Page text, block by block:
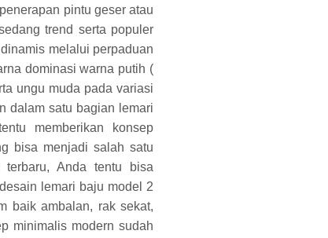
pintu geser atau
trend serta populer
melalui perpaduan
dominasi warna putih (
ungu muda pada variasi
dalam satu bagian lemari
memberikan konsep
bisa menjadi salah satu
Anda tentu bisa
lemari baju model 2
baik ambalan, rak sekat,
minimalis modern sudah